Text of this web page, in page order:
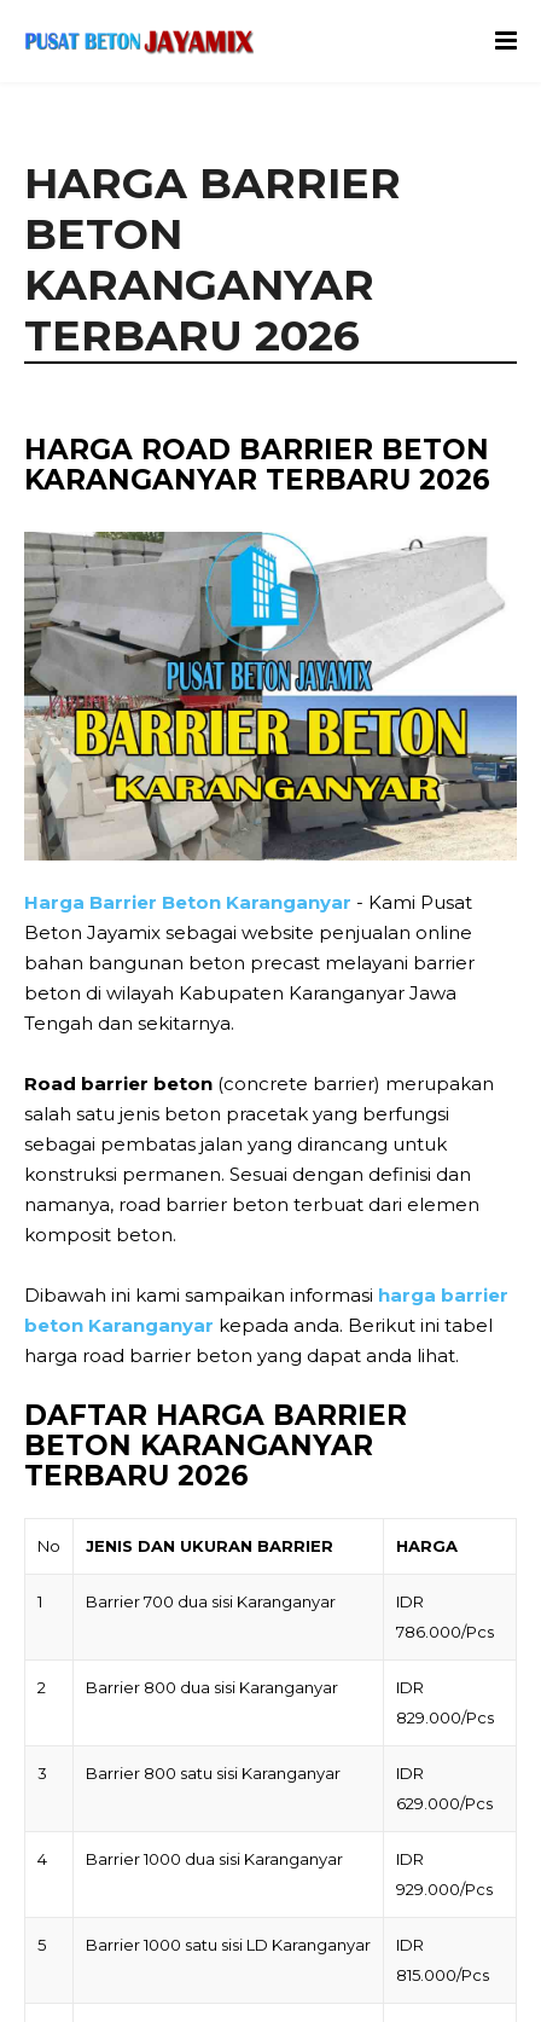
HARGA BARRIER
BETON
KARANGANYAR
TERBARU 2026
HARGA ROAD BARRIER BETON
KARANGANYAR TERBARU 2026
Harga Barrier Beton Karanganyar - Kami Pusat
Beton Jayamix sebagai website penjualan online
bahan bangunan beton precast melayani barrier
beton di wilayah Kabupaten Karanganyar Jawa
Tengah dan sekitarnya.
Road barrier beton (concrete barrier) merupakan
salah satu jenis beton pracetak yang berfungsi
sebagai pembatas jalan yang dirancang untuk
konstruksi permanen. Sesuai dengan definisi dan
namanya, road barrier beton terbuat dari elemen
komposit beton.
Dibawah ini kami sampaikan informasi harga barrier
beton Karanganyar kepada anda. Berikut ini tabel
harga road barrier beton yang dapat anda lihat.
DAFTAR HARGA BARRIER
BETON KARANGANYAR
TERBARU 2026
No JENIS DAN UKURAN BARRIER HARGA
1 Barrier 700 dua sisi Karanganyar
IDR
786.000/Pcs
2 Barrier 800 dua sisi Karanganyar
IDR
829.000/Pcs
3 Barrier 800 satu sisi Karanganyar
IDR
629.000/Pcs
4 Barrier 1000 dua sisi Karanganyar
IDR
929.000/Pcs
5 Barrier 1000 satu sisi LD Karanganyar
IDR
815.000/Pcs